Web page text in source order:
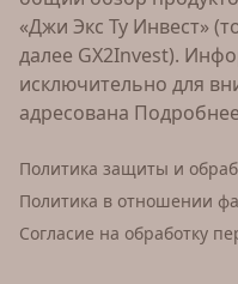
«Джи Экс Ту Инвест»
далее GX2Invest).
исключительно для
адресована Подробнее
Политика защиты и
Политика в отношении
Согласие на обработку